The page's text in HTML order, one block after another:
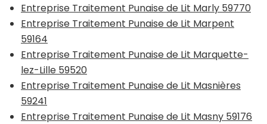
Entreprise Traitement Punaise de Lit Marly 59770
Entreprise Traitement Punaise de Lit Marpent
59164
Entreprise Traitement Punaise de Lit Marquette-
lez-Lille 59520
Entreprise Traitement Punaise de Lit Masnières
59241
Entreprise Traitement Punaise de Lit Masny 59176